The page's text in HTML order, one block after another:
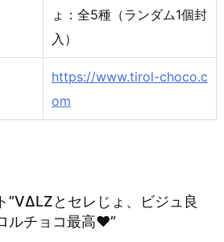
ょ：全5種（ランダム1個封
入）
https://www.tirol-choco.c
om
”VΔLZとセレじょ、ビジュ良
ルチョコ最高♥”